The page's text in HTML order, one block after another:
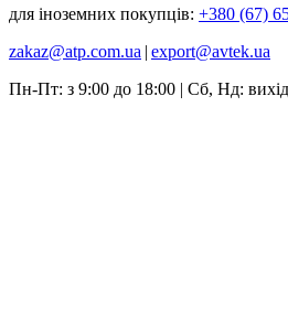
для іноземних покупців: +380 (67)
zakaz@atp.com.ua | export@avtek.ua
Пн-Пт: з 9:00 до 18:00 | Сб, Нд: